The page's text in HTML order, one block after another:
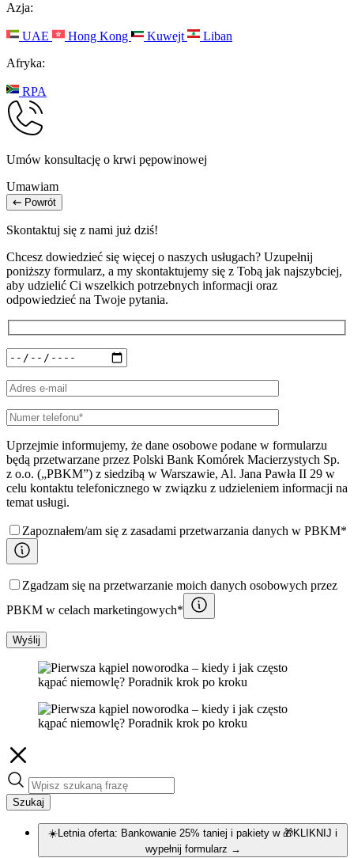
Azja:
UAE Hong Kong Kuwejt
Liban
Afryka:
RPA
Umów konsultację o krwi pępowinowej
Umawiam
Powrót
Skontaktuj się z nami już dziś!
Chcesz dowiedzieć się więcej o naszych usługach? Uzupełnij
poniższy formularz, a my skontaktujemy się z Tobą jak najszybciej,
aby udzielić Ci wszelkich potrzebnych informacji oraz
odpowiedzieć na Twoje pytania.
Uprzejmie informujemy, że dane osobowe podane w formularzu
będą przetwarzane przez Polski Bank Komórek Macierzystych Sp.
z o.o. („PBKM”) z siedzibą w Warszawie, Al. Jana Pawła II 29 w
celu kontaktu telefonicznego w związku z udzieleniem informacji na
temat usługi.
Zapoznałem/am się z zasadami przetwarzania danych w PBKM*
Zgadzam się na przetwarzanie moich danych osobowych przez
PBKM w celach marketingowych*
Wyślij
Szukaj
☀️Letnia oferta: Bankowanie 25% taniej i pakiety w 🎁KLIKNIJ i
wypełnij formularz →